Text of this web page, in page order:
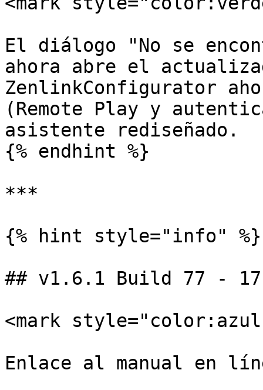
El diálogo "No se
ahora abre el
ZenlinkConfigurator
(Remote Play y
asistente rediseñado.
{% endhint %}
***
{% hint style="info" %}
## v1.6.1 Build 77 -
<mark
Enlace al manual en